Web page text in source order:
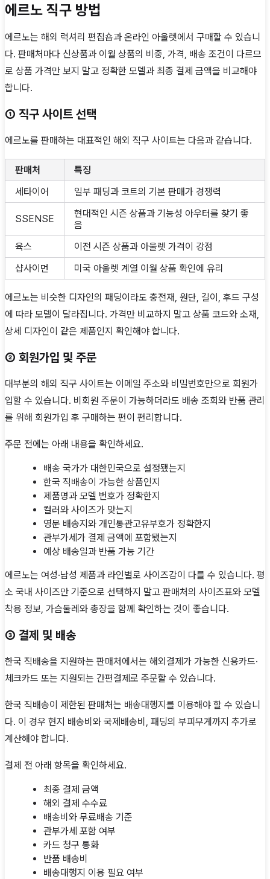
에르노 직구 방법
에르노는 해외 럭셔리 편집숍과 온라인 아울렛에서 구매할 수 있습니
다. 판매처마다 신상품과 이월 상품의 비중, 가격, 배송 조건이 다르므
로 상품 가격만 보지 말고 정확한 모델과 최종 결제 금액을 비교해야
합니다.
① 직구 사이트 선택
에르노를 판매하는 대표적인 해외 직구 사이트는 다음과 같습니다.
판매처
특징
세타이어
일부 패딩과 코트의 기본 판매가 경쟁력
SSENSE
현대적인 시즌 상품과 기능성 아우터를 찾기 좋
음
육스
이전 시즌 상품과 아울렛 가격이 강점
샵사이먼
미국 아울렛 계열 이월 상품 확인에 유리
에르노는 비슷한 디자인의 패딩이라도 충전재, 원단, 길이, 후드 구성
에 따라 모델이 달라집니다. 가격만 비교하지 말고 상품 코드와 소재,
상세 디자인이 같은 제품인지 확인해야 합니다.
② 회원가입 및 주문
대부분의 해외 직구 사이트는 이메일 주소와 비밀번호만으로 회원가
입할 수 있습니다. 비회원 주문이 가능하더라도 배송 조회와 반품 관리
를 위해 회원가입 후 구매하는 편이 편리합니다.
주문 전에는 아래 내용을 확인하세요.
배송 국가가 대한민국으로 설정됐는지
한국 직배송이 가능한 상품인지
제품명과 모델 번호가 정확한지
컬러와 사이즈가 맞는지
영문 배송지와 개인통관고유부호가 정확한지
관부가세가 결제 금액에 포함됐는지
예상 배송일과 반품 가능 기간
에르노는 여성·남성 제품과 라인별로 사이즈감이 다를 수 있습니다. 평
소 국내 사이즈만 기준으로 선택하지 말고 판매처의 사이즈표와 모델
착용 정보, 가슴둘레와 총장을 함께 확인하는 것이 좋습니다.
③ 결제 및 배송
한국 직배송을 지원하는 판매처에서는 해외결제가 가능한 신용카드·
체크카드 또는 지원되는 간편결제로 주문할 수 있습니다.
한국 직배송이 제한된 판매처는 배송대행지를 이용해야 할 수 있습니
다. 이 경우 현지 배송비와 국제배송비, 패딩의 부피무게까지 추가로
계산해야 합니다.
결제 전 아래 항목을 확인하세요.
최종 결제 금액
해외 결제 수수료
배송비와 무료배송 기준
관부가세 포함 여부
카드 청구 통화
반품 배송비
배송대행지 이용 필요 여부